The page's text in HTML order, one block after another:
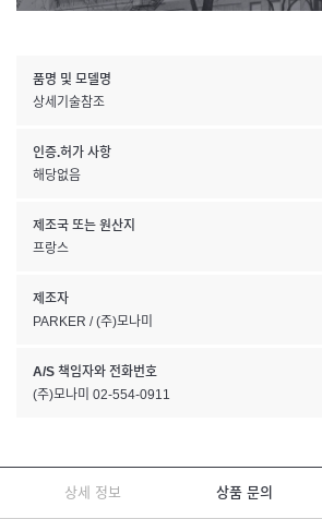
품명 및 모델명
상세기술참조
인증.허가 사항
해당없음
제조국 또는 원산지
프랑스
제조자
PARKER / (주)모나미
A/S 책임자와 전화번호
(주)모나미 02-554-0911
상세 정보 상품 문의